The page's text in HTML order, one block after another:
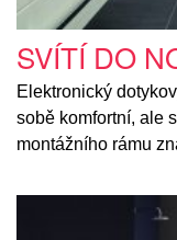
SVÍTÍ DO
Elektronický
sobě komfortní, ale
montážního rámu